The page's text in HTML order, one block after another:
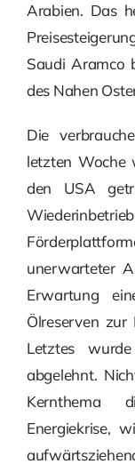
Arabien. Das
Saudi Aramco
des Nahen
Die
letzten Woche
den USA
unerwarteter
Erwartung
Ölreserven zur
Letztes
abgelehnt.
Kernthema
Energiekrise,